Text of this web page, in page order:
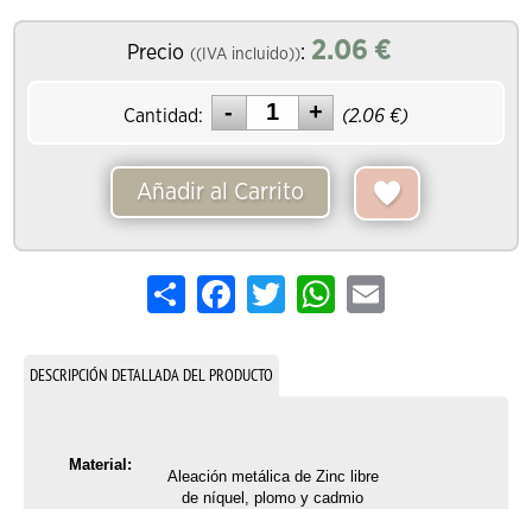
Precio((IVA incluido)): 2.06 €
Cantidad: (2.06€)
Añadir al Carrito
Share FacebookTwitterWhatsApp
Email
DESCRIPCIÓN DETALLADA DEL PRODUCTO
Material:
Aleación metálica de Zinc libre
de níquel, plomo y cadmio